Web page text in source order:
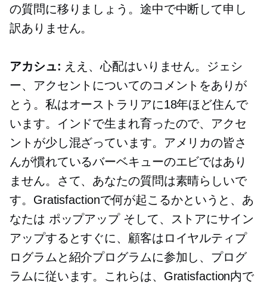
の質問に移りましょう。途中で中断して申し
訳ありません。
アカシュ: ええ、心配はいりません。ジェシ
ー、アクセントについてのコメントをありが
とう。私はオーストラリアに18年ほど住んで
います。インドで生まれ育ったので、アクセ
ントが少し混ざっています。アメリカの皆さ
んが慣れているバーベキューのエビではあり
ません。さて、あなたの質問は素晴らしいで
す。Gratisfactionで何が起こるかというと、あ
なたは ポップアップそして、ストアにサイン
アップするとすぐに、顧客はロイヤルティプ
ログラムと紹介プログラムに参加し、プログ
ラムに従います。これらは、Gratisfaction内で